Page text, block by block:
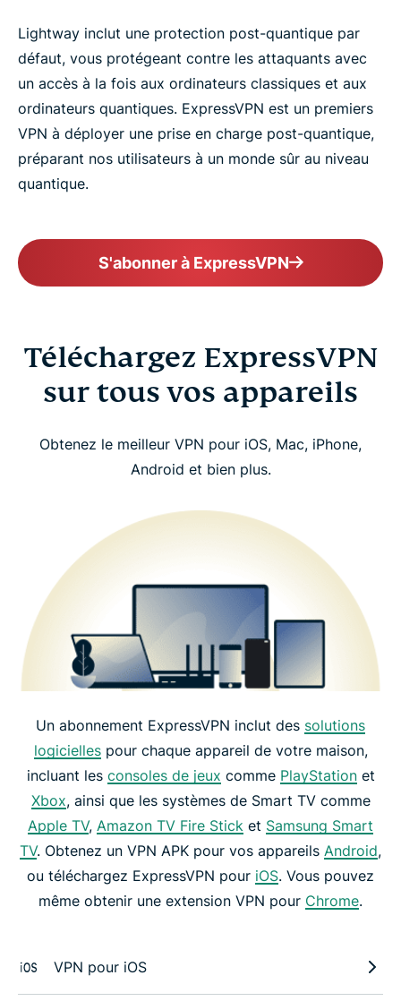
Lightway inclut une protection post-quantique par
défaut, vous protégeant contre les attaquants avec
un accès à la fois aux ordinateurs classiques et aux
ordinateurs quantiques. ExpressVPN est un premiers
VPN à déployer une prise en charge post-quantique,
préparant nos utilisateurs à un monde sûr au niveau
quantique.
S'abonner à ExpressVPN
Téléchargez ExpressVPN
sur tous vos appareils
Obtenez le meilleur VPN pour iOS, Mac, iPhone,
Android et bien plus.
Un abonnement ExpressVPN inclut des solutions
logiciellespour chaque appareil de votre maison,
incluant les consoles de jeux comme PlayStationet
Xbox, ainsi que les systèmes de Smart TV comme
Apple TV, Amazon TV Fire Stick et Samsung Smart
TV. Obtenez un VPN APK pour vos appareils Android,
ou téléchargez ExpressVPN pour iOS. Vous pouvez
même obtenir une extension VPN pour Chrome.
VPN pour iOS